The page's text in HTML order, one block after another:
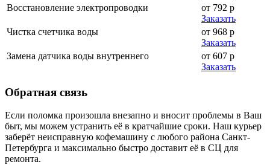
Восстановление электропроводки
от 792 р
Заказать
Чистка счетчика воды
от 968 р
Заказать
Замена датчика воды внутреннего
от 607 р
Заказать
Обратная связь
Если поломка произошла внезапно и вносит проблемы в Ваш
быт, мы можем устранить её в кратчайшие сроки. Наш курьер
заберёт неисправную кофемашину с любого района Санкт-
Петербурга и максимально быстро доставит её в СЦ для
ремонта.